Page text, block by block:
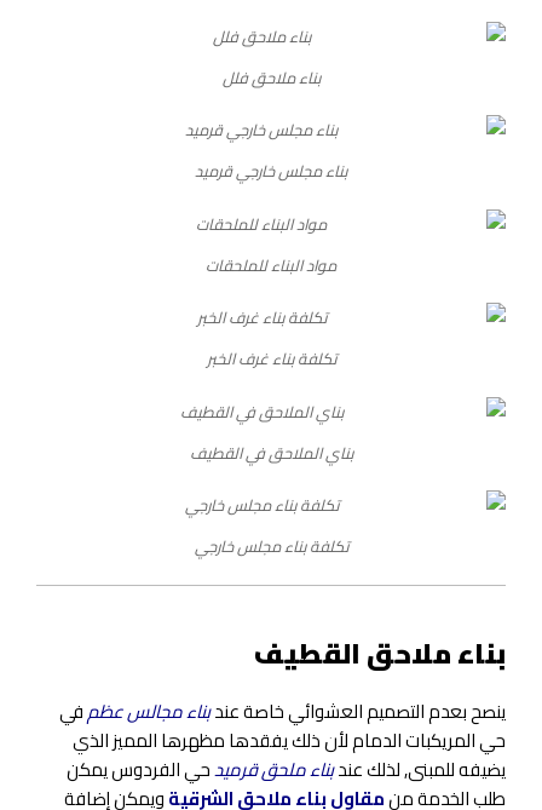
بناء ملاحق فلل
بناء مجلس خارجي قرميد
مواد البناء للملحقات
تكلفة بناء غرف الخبر
بناي الملاحق في القطيف
تكلفة بناء مجلس خارجي
بناء ملاحق القطيف
ينصح بعدم التصميم العشوائي خاصة عندبناء مجالس عظمفي
حي المريكبات الدمام لأن ذلك يفقدها مظهرها المميز الذي
يضيفه للمبنى, لذلك عندبناء ملحق قرميدحي الفردوس يمكن
طلب الخدمة منمقاول بناء ملاحق الشرقيةويمكن إضافة